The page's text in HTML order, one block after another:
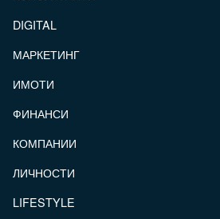
DIGITAL
МАРКЕТИНГ
ИМОТИ
ФИНАНСИ
КОМПАНИИ
ЛИЧНОСТИ
LIFESTYLE